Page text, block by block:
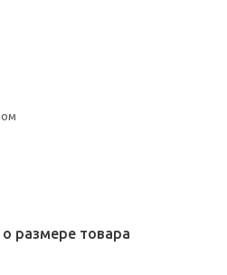
размере товара